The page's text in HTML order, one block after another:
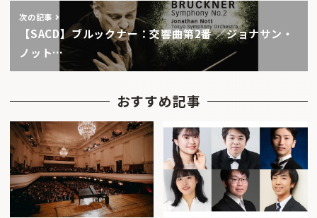
次の記事
【SACD】ブルックナー：交響曲第2番 ／ジョナサン・
ノット…
おすすめ記事